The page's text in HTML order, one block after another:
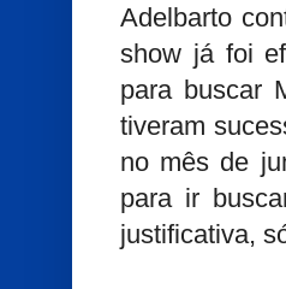
Adelbarto
show já foi
para buscar
tiveram
no mês de
para ir
justificativa,